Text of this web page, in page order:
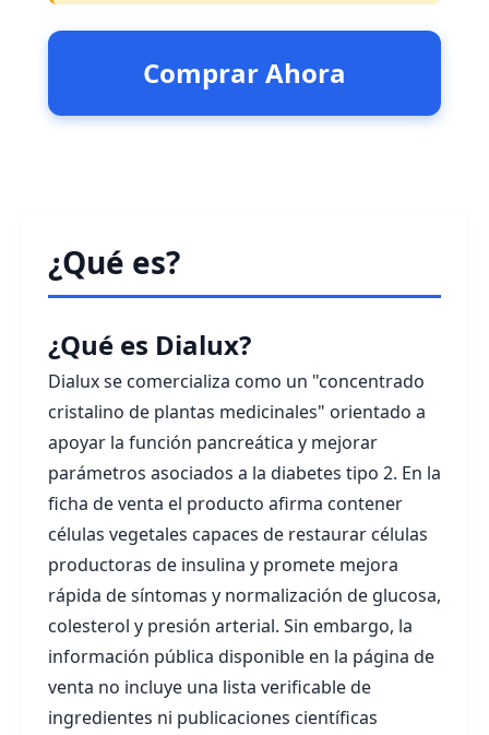
Comprar Ahora
¿Qué es?
¿Qué es Dialux?
Dialux se comercializa como un "concentrado
cristalino de plantas medicinales" orientado a
apoyar la función pancreática y mejorar
parámetros asociados a la diabetes tipo 2. En la
ficha de venta el producto afirma contener
células vegetales capaces de restaurar células
productoras de insulina y promete mejora
rápida de síntomas y normalización de glucosa,
colesterol y presión arterial. Sin embargo, la
información pública disponible en la página de
venta no incluye una lista verificable de
ingredientes ni publicaciones científicas